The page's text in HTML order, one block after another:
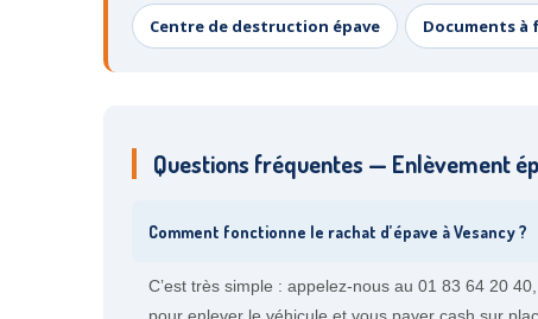
Centre de destruction épave Documents
Questions fréquentes — Enlèvement
Comment fonctionne le rachat d’épave à Vesancy ?
C’est très simple : appelez-nous au 01 83 64 20